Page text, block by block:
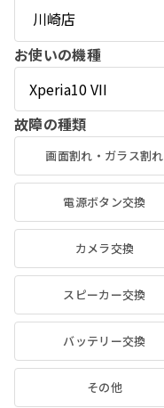
お使いの機種
故障の種類
画面割れ・ガラス割れ
電源ボタン交換
カメラ交換
スピーカー交換
バッテリー交換
その他